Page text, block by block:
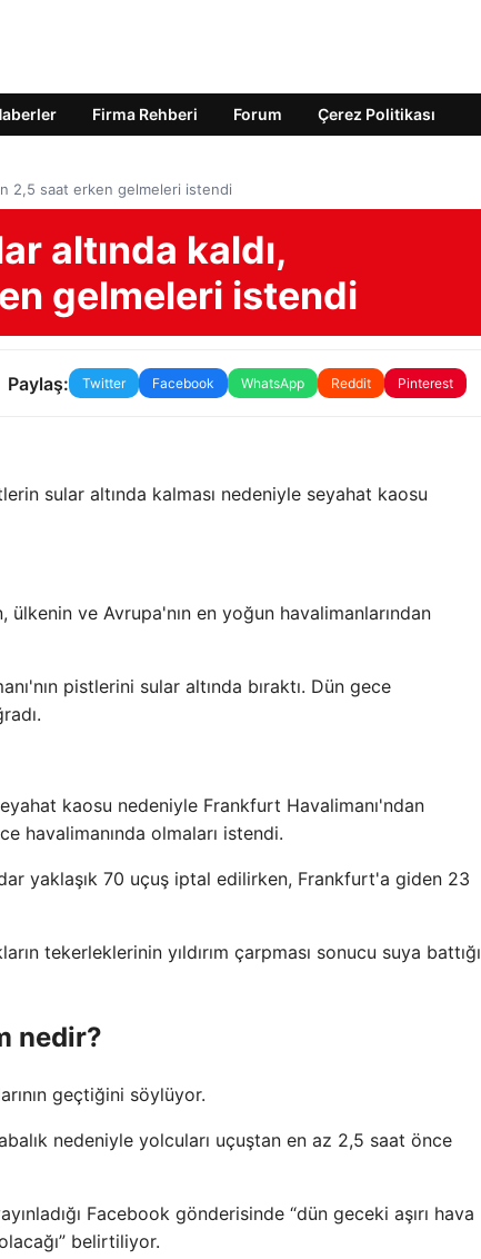
Firma Rehberi Forum Çerez Politikası
2,5 saat erken gelmeleri istendi
altında kaldı,
gelmeleri istendi
Paylaş: Twitter Facebook WhatsApp Reddit Pinterest
sular altında kalması nedeniyle seyahat kaosu
ve Avrupa'nın en yoğun havalimanlarından
pistlerini sular altında bıraktı. Dün gece
kaosu nedeniyle Frankfurt Havalimanı'ndan
havalimanında olmaları istendi.
yaklaşık 70 uçuş iptal edilirken, Frankfurt'a giden 23
tekerleklerinin yıldırım çarpması sonucu suya battığı
nedir?
geçtiğini söylüyor.
nedeniyle yolcuları uçuştan en az 2,5 saat önce
Facebook gönderisinde “dün geceki aşırı hava
belirtiliyor.